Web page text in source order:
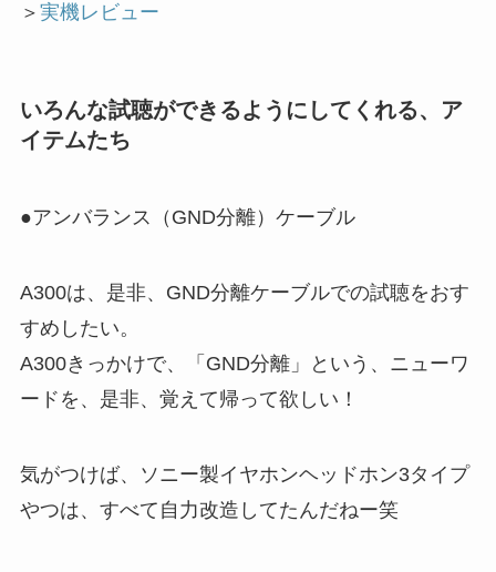
＞ 実機レビュー
いろんな試聴ができるようにしてくれる、ア
イテムたち
●アンバランス（GND分離）ケーブル
A300は、是非、GND分離ケーブルでの試聴をおす
すめしたい。
A300きっかけで、「GND分離」という、ニューワ
ードを、是非、覚えて帰って欲しい！
気がつけば、ソニー製イヤホンヘッドホン3タイプ
やつは、すべて自力改造してたんだねー笑